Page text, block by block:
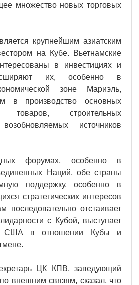
множество новых торговых
крупнейшим азиатским
на Кубе. Вьетнамские
в инвестициях и
их, особенно в
зоне Мариэль,
в производство основных
товаров, строительных
источников
форумах, особенно в
Наций, обе страны
поддержку, особенно в
стратегических интересов
последовательно отстаивает
с Кубой, выступает
США в отношении Кубы и
ЦК КПВ, заведующий
внешним связям, сказал, что